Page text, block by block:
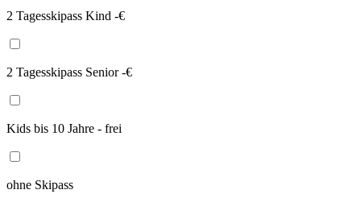
2 Tagesskipass Kind -€
2 Tagesskipass Senior -€
Kids bis 10 Jahre - frei
ohne Skipass